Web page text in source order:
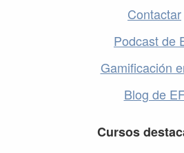
Contactar
Podcast de
Gamificación
Blog de
Cursos